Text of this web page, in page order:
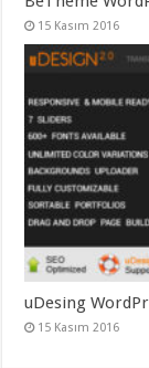
15 Kasım 2016
uDesing
15 Kasım 2016